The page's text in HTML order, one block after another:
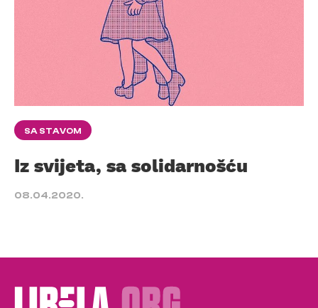
SA STAVOM
Iz svijeta, sa solidarnošću
08.04.2020.